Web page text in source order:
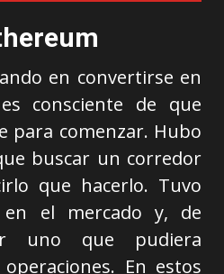
en convertirse en
consciente de que
para comenzar. Hubo
buscar un corredor
que hacerlo. Tuvo
en el mercado y, de
uno que pudiera
En estos